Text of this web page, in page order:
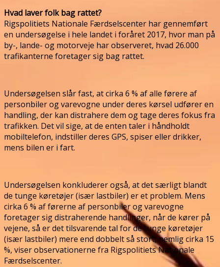
Hvad laver folk bag rattet?
Rigspolitiets Nationale Færdselscenter har gennemført
en undersøgelse i hele landet i foråret 2017, hvor man på
by-, lande- og motorveje har observeret, hvad 26.000
trafikanterne foretager sig bag rattet.
Undersøgelsen slår fast, at cirka 6 % af alle førere af
personbiler og varevogne under deres kørsel udfører en
handling, der kan distrahere dem og tage deres fokus fra
trafikken. Det vil sige, at de enten taler i håndholdt
mobiltelefon, indstiller deres GPS, spiser eller drikker,
mens bilen er i fart.
Undersøgelsen konkluderer også, at det særligt blandt
de tunge køretøjer (især lastbiler) er et problem. Mens
cirka 6 % af førerne af personbiler og varevogne
foretager sig distraherende handlinger, når de kører på
vejene, så er det tilsvarende tal for de tunge køretøjer
(især lastbiler) mere end dobbelt så stort, nemlig cirka 15
%, viser observationerne fra Rigspolitiets Nationale
Færdselscenter.